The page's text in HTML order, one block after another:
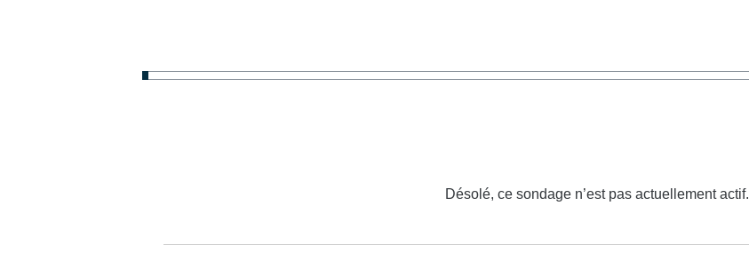
Désolé, ce sondage n’est pas actuellement actif.